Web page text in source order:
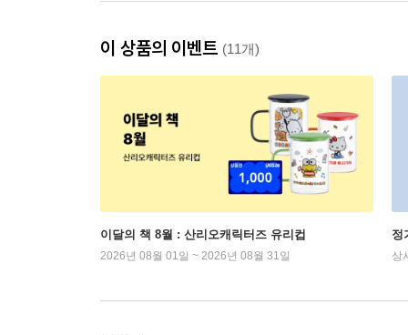
이 상품의 이벤트 (11개)
이달의 책 8월 : 산리오캐릭터즈 유리컵
2026년 08월 01일 ~ 2026년 08월 31일
정
상